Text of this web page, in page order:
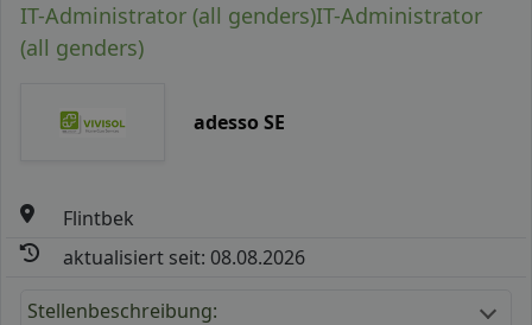
IT-Administrator (all genders)IT-Administrator
(all genders)
adesso SE
Flintbek
aktualisiert seit: 08.08.2026
Stellenbeschreibung: